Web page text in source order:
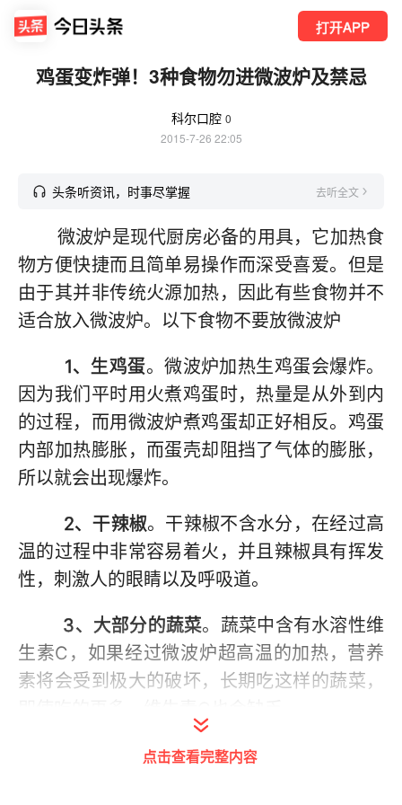
打开APP
鸡蛋变炸弹！3种食物勿进微波炉及禁忌
科尔口腔 0
2015-7-26 22:05
头条听资讯，时事尽掌握 去听全文
微波炉是现代厨房必备的用具，它加热食
物方便快捷而且简单易操作而深受喜爱。但是
由于其并非传统火源加热，因此有些食物并不
适合放入微波炉。以下食物不要放微波炉
1、生鸡蛋。微波炉加热生鸡蛋会爆炸。
因为我们平时用火煮鸡蛋时，热量是从外到内
的过程，而用微波炉煮鸡蛋却正好相反。鸡蛋
内部加热膨胀，而蛋壳却阻挡了气体的膨胀，
所以就会出现爆炸。
2、干辣椒。干辣椒不含水分，在经过高
温的过程中非常容易着火，并且辣椒具有挥发
性，刺激人的眼睛以及呼吸道。
3、大部分的蔬菜。蔬菜中含有水溶性维
生素C，如果经过微波炉超高温的加热，营养
素将会受到极大的破坏，长期吃这样的蔬菜，
点击查看完整内容